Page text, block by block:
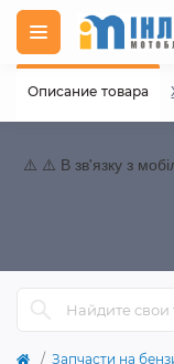
⚠️ ⚠️ В зв'язку з
Запчасти на
Описание товара